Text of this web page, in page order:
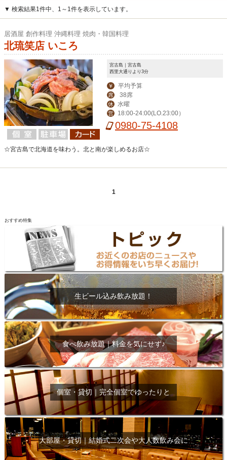
キッズルーム
安い デート
▼ 検索結果1件中、1～1件を表示しています。
居酒屋 創作料理 沖縄料理 焼肉・韓国料理
北琉笑店 いころ
宮古島｜宮古島
西里大通りより3分
￥ 平均予算
席 38席
休 水曜
営 18:00-24:00(LO.23:00）
0980-75-4108
☆宮古島で北海道を味わう。北と南が楽しめるお店☆
1
おすすめ特集
生ビール込み飲み放題！
食べ飲み放題｜料金を気にせず♪
個室・貸切｜完全個室でゆったりと
大部屋・貸切｜結婚式二次会や大人数飲み会に